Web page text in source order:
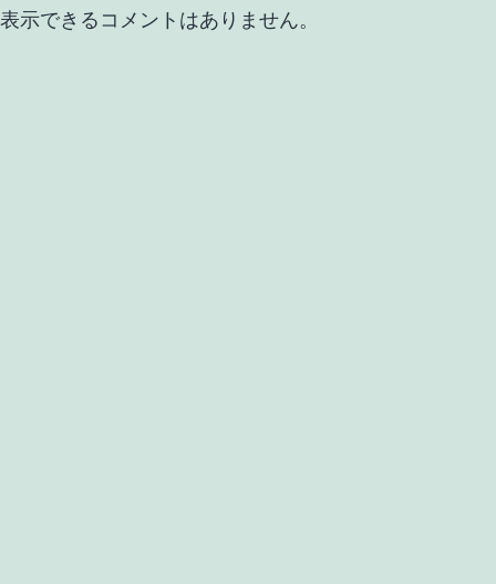
表示できるコメントはありません。